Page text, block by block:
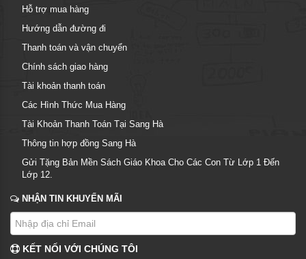
Hỗ trợ mua hàng
Hướng dẫn đường đi
Thanh toán và vận chuyển
Chính sách giao hàng
Tài khoản thanh toán
Các Hình Thức Mua Hàng
Tài Khoản Thanh Toán Tại Sang Hà
Thông tin hợp đồng Sang Hà
Gửi Tặng Bản Mền Sách Giáo Khoa Cho Các Con Từ Lớp 1 Đến
Lớp 12.
NHẬN TIN KHUYẾN MÃI
KẾT NỐI VỚI CHÚNG TÔI